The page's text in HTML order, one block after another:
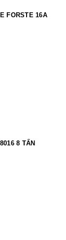
FORSTE 16A
8 TẤN